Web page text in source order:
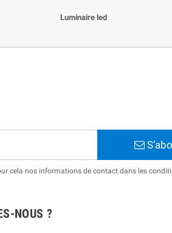
Luminaire led
cela nos informations de contact dans les
NOUS ?